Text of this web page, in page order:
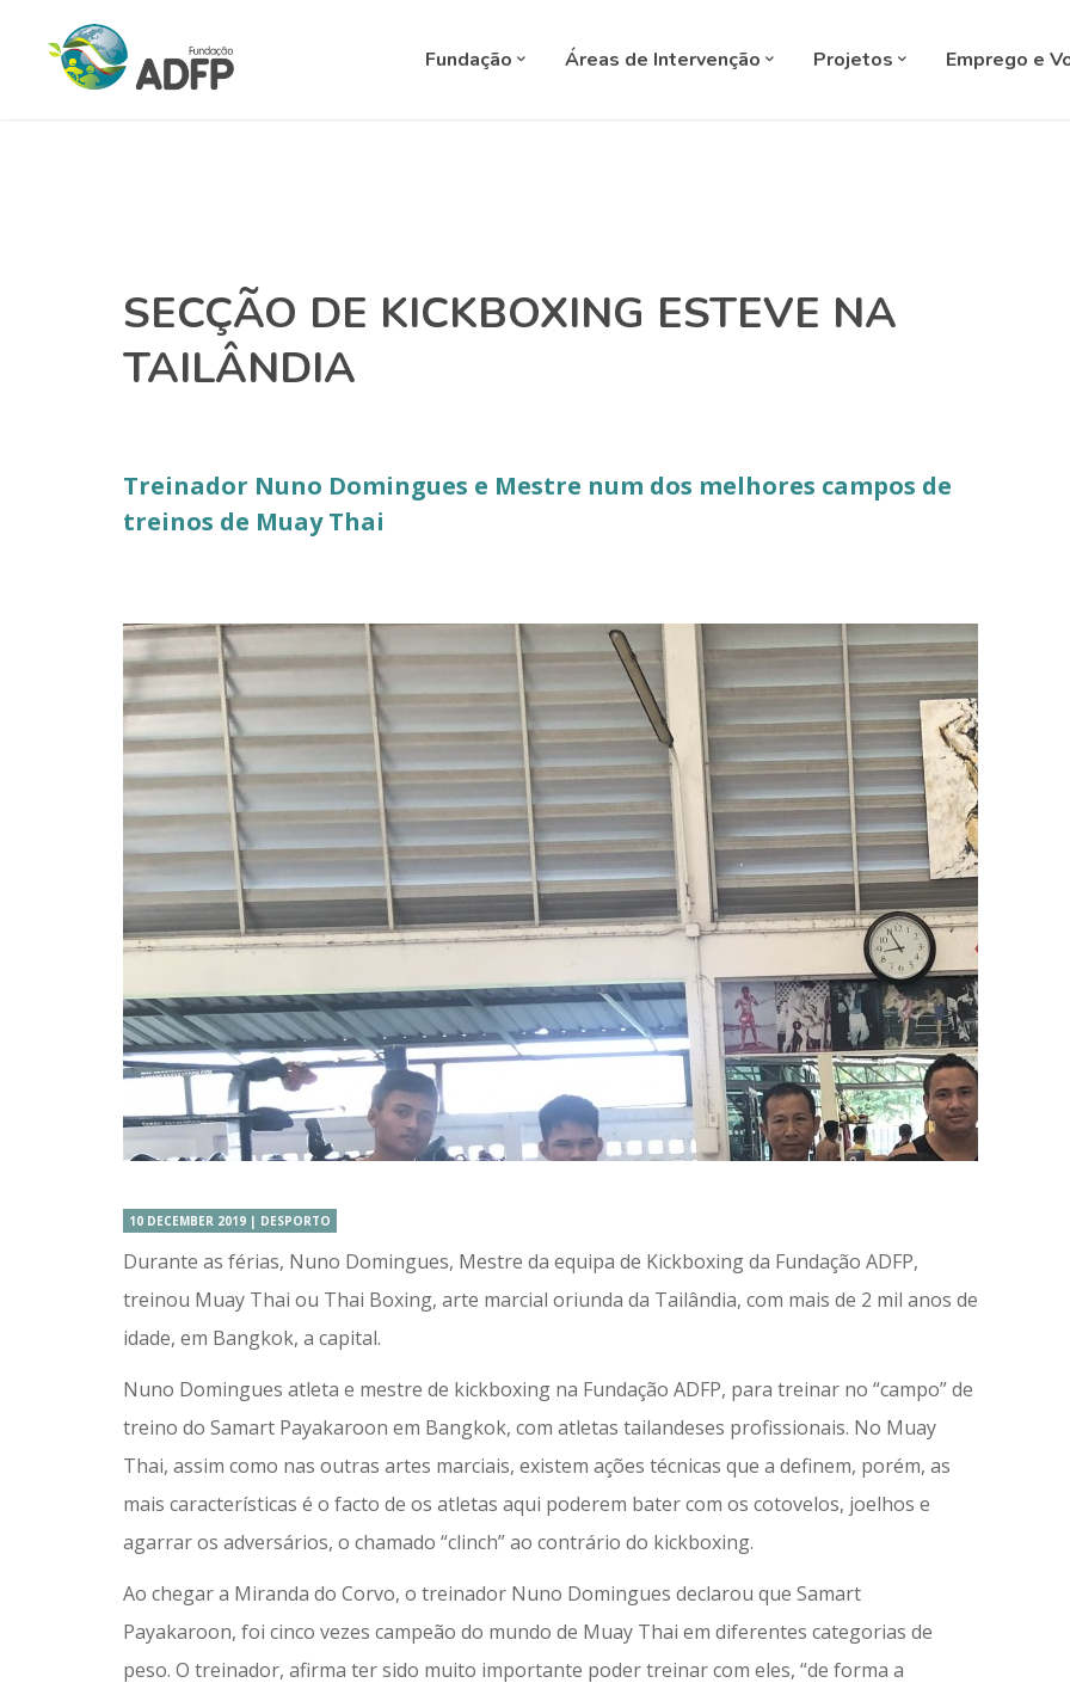
Fundação Áreas de Intervenção Projetos Emprego e
SECÇÃO DE KICKBOXING ESTEVE NA
TAILÂNDIA
Treinador Nuno Domingues e Mestre num dos melhores campos de
treinos de Muay Thai
10 DECEMBER 2019 | DESPORTO
Durante as férias, Nuno Domingues, Mestre da equipa de Kickboxing da Fundação ADFP,
treinou Muay Thai ou Thai Boxing, arte marcial oriunda da Tailândia, com mais de 2 mil anos de
idade, em Bangkok, a capital.
Nuno Domingues atleta e mestre de kickboxing na Fundação ADFP, para treinar no “campo” de
treino do Samart Payakaroon em Bangkok, com atletas tailandeses profissionais. No Muay
Thai, assim como nas outras artes marciais, existem ações técnicas que a definem, porém, as
mais características é o facto de os atletas aqui poderem bater com os cotovelos, joelhos e
agarrar os adversários, o chamado “clinch” ao contrário do kickboxing.
Ao chegar a Miranda do Corvo, o treinador Nuno Domingues declarou que Samart
Payakaroon, foi cinco vezes campeão do mundo de Muay Thai em diferentes categorias de
peso. O treinador, afirma ter sido muito importante poder treinar com eles, “de forma a